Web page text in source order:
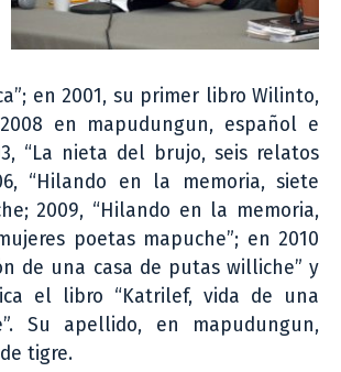
en 2001, su primer libro Wilinto,
en mapudungun, español e
“La nieta del brujo, seis relatos
“Hilando en la memoria, siete
2009, “Hilando en la memoria,
poetas mapuche”; en 2010
de una casa de putas williche” y
el libro “Katrilef, vida de una
Su apellido, en mapudungun,
tigre.